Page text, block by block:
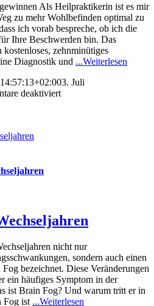
Als Heilpraktikerin ist es mir
zu mehr Wohlbefinden optimal zu
ich vorab bespreche, ob ich die
Ihre Beschwerden bin. Das
kostenloses, zehnminütiges
Diagnostik und ...Weiterlesen
3. Juli
deaktiviertfür
es
Ihnen
nicht nur
sondern auch einen
bezeichnet. Diese Veränderungen
ein häufiges Symptom in der
ist Brain Fog? Und warum tritt er in
Fog ist ...Weiterlesen